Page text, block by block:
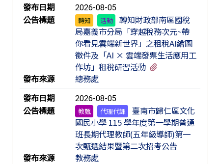
發布日期
2026-08-05
公告標題 轉知 活動
轉知財政部南區國稅
局嘉義市分局「穿越稅務次元~帶
你看見雲端新世界」之租稅AI繪圖
徵件及「AI × 雲端發票生活應用工
作坊」租稅研習活動
發布來源
總務處
發布日期
2026-08-05
公告標題 教甄 代理代課
臺南市歸仁區文化
國民小學 115 學年度第一學期普通
班長期代理教師(五年級導師)第一
次甄選結果暨第二次招考公告
發布來源
教務處